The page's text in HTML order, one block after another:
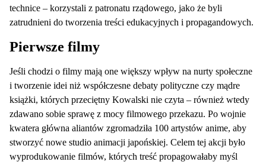
technice – korzystali z patronatu rządowego, jako że byli
zatrudnieni do tworzenia treści edukacyjnych i propagandowych.
Pierwsze filmy
Jeśli chodzi o filmy mają one większy wpływ na nurty społeczne
i tworzenie idei niż współczesne debaty polityczne czy mądre
książki, których przeciętny Kowalski nie czyta – również wtedy
zdawano sobie sprawę z mocy filmowego przekazu. Po wojnie
kwatera główna aliantów zgromadziła 100 artystów anime, aby
stworzyć nowe studio animacji japońskiej. Celem tej akcji było
wyprodukowanie filmów, których treść propagowałaby myśl